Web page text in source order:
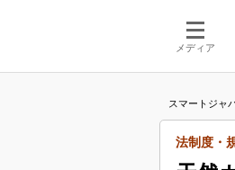
メディア
スマートジャ
法制度・